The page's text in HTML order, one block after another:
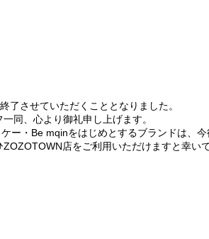
了させていただくこととなりました。
同、心より御礼申し上げます。
・Be mqinをはじめとするブランドは、
店をご利用いただけますと幸いで